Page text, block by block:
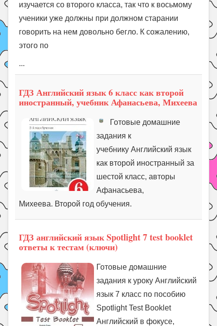
изучается со второго класса, так что к восьмому
ученики уже должны при должном старании
говорить на нем довольно бегло. К сожалению,
этого по
...
ГДЗ Английский язык 6 класс как второй
иностранный, учебник Афанасьева, Михеева
Готовые домашние
задания к
учебнику Английский язык
как второй иностранный за
шестой класс, авторы
Афанасьева,
Михеева. Второй год обучения.
ГДЗ английский язык Spotlight 7 test booklet
ответы к тестам (ключи)
Готовые домашние
задания к уроку Английский
язык 7 класс по пособию
Spotlight Test Booklet
Английский в фокусе,